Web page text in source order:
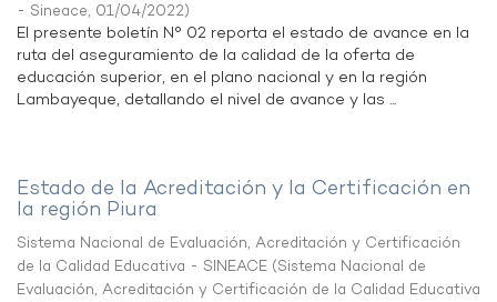
- Sineace, 01/04/2022)
El presente boletín N° 02 reporta el estado de avance en la
ruta del aseguramiento de la calidad de la oferta de
educación superior, en el plano nacional y en la región
Lambayeque, detallando el nivel de avance y las ...
Estado de la Acreditación y la Certificación en
la región Piura
Sistema Nacional de Evaluación, Acreditación y Certificación
de la Calidad Educativa - SINEACE (Sistema Nacional de
Evaluación, Acreditación y Certificación de la Calidad Educativa